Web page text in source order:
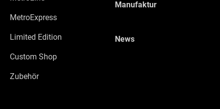
MetroExpress
Limited Edition
Custom Shop
Zubehör
Manufaktur
News